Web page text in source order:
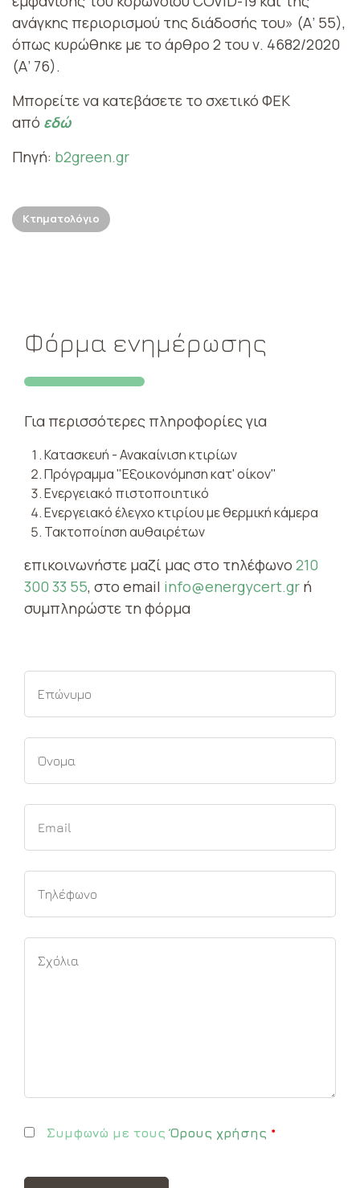
ανάγκης περιορισμού της διάδοσής του» (Α’ 55),
όπως κυρώθηκε με το άρθρο 2 του ν. 4682/2020
(Α’ 76).
Μπορείτε να κατεβάσετε το σχετικό ΦΕΚ
από εδώ
Πηγή: b2green.gr
Κτηματολόγιο
Φόρμα ενημέρωσης
Για περισσότερες πληροφορίες για
Κατασκευή - Ανακαίνιση κτιρίων
Πρόγραμμα "Εξοικονόμηση κατ' οίκον"
Ενεργειακό πιστοποιητικό
Ενεργειακό έλεγχο κτιρίου με θερμική κάμερα
Τακτοποίηση αυθαιρέτων
επικοινωνήστε μαζί μας στο τηλέφωνο 210
300 33 55, στο email info@energycert.gr ή
συμπληρώστε τη φόρμα
Συμφωνώ με τουςΌρους χρήσης *